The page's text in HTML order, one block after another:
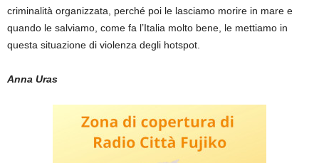
criminalità organizzata, perché poi le lasciamo morire in mare e
quando le salviamo, come fa l’Italia molto bene, le mettiamo in
questa situazione di violenza degli hotspot.
Anna Uras